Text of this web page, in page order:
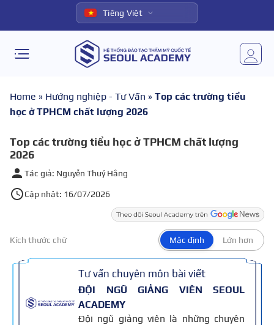
Tiếng Việt
Home » Hướng nghiệp - Tư Vấn » Top các trường tiểu
học ở TPHCM chất lượng 2026
Top các trường tiểu học ở TPHCM chất lượng
2026
Tác giả: Nguyễn Thuý Hằng
Cập nhật: 16/07/2026
Kích thước chữ Mặc định Lớn hơn
Tư vấn chuyên môn bài viết
ĐỘI NGŨ GIẢNG VIÊN SEOUL
ACADEMY
Đội ngũ giảng viên là những chuyên